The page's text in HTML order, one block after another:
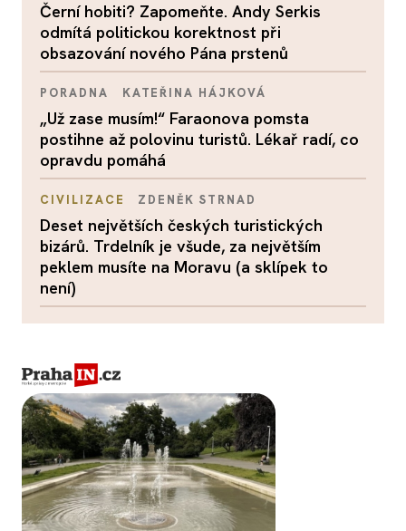
Černí hobiti? Zapomeňte. Andy Serkis
odmítá politickou korektnost při
obsazování nového Pána prstenů
PORADNA KATEŘINA HÁJKOVÁ
„Už zase musím!“ Faraonova pomsta
postihne až polovinu turistů. Lékař radí, co
opravdu pomáhá
CIVILIZACE ZDENĚK STRNAD
Deset největších českých turistických
bizárů. Trdelník je všude, za největším
peklem musíte na Moravu (a sklípek to
není)